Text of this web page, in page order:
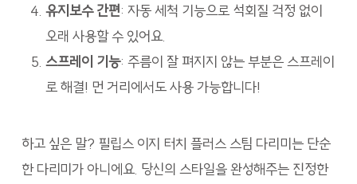
유지보수 간편: 자동 세척 기능으로 석회질 걱정 없이
오래 사용할 수 있어요.
스프레이 기능: 주름이 잘 펴지지 않는 부분은 스프레이
로 해결! 먼 거리에서도 사용 가능합니다!
하고 싶은 말? 필립스 이지 터치 플러스 스팀 다리미는 단순
한 다리미가 아니에요. 당신의 스타일을 완성해주는 진정한